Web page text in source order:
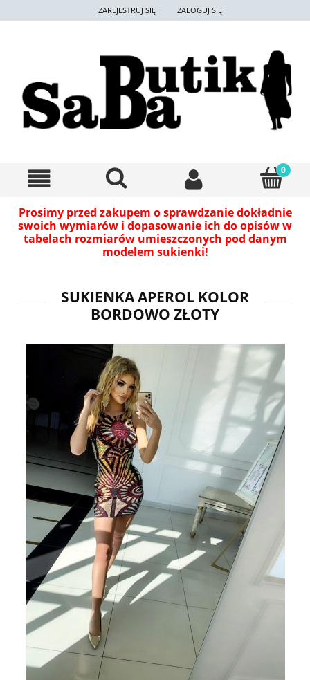
ZAREJESTRUJ SIĘ ZALOGUJ SIĘ
Prosimy przed zakupem o sprawdzanie dokładnie
swoich wymiarów i dopasowanie ich do opisów w
tabelach rozmiarów umieszczonych pod danym
modelem sukienki!
SUKIENKA APEROL KOLOR
BORDOWO ZŁOTY